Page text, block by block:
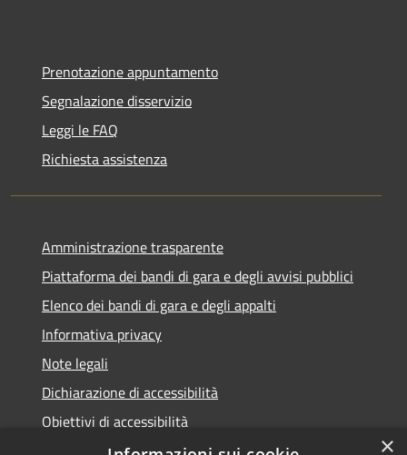
Prenotazione appuntamento
Segnalazione disservizio
Leggi le FAQ
Richiesta assistenza
Amministrazione trasparente
Piattaforma dei bandi di gara e degli avvisi pubblici
Elenco dei bandi di gara e degli appalti
Informativa privacy
Note legali
Dichiarazione di accessibilità
Obiettivi di accessibilità
×